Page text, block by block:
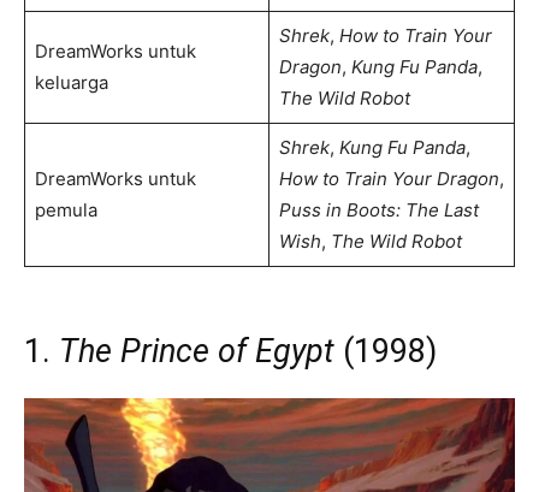
DreamWorks untuk
keluarga
Shrek, How to Train Your
Dragon, Kung Fu Panda,
The Wild Robot
DreamWorks untuk
pemula
Shrek, Kung Fu Panda,
How to Train Your Dragon,
Puss in Boots: The Last
Wish, The Wild Robot
1. The Prince of Egypt (1998)